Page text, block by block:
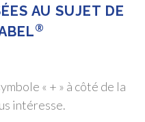
AU SUJET DE
®
« + » à côté de la
intéresse.